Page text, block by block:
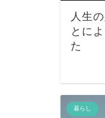
人生
とに
た
暮らし